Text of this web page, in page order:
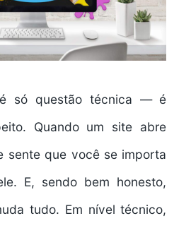
é só questão técnica — é
Quando um site abre
sente que você se importa
E, sendo bem honesto,
tudo. Em nível técnico,